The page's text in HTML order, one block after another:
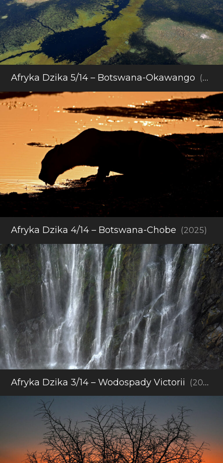
Afryka Dzika 5/14 – Botswana-Okawango (2025)
Afryka Dzika 4/14 – Botswana-Chobe (2025)
Afryka Dzika 3/14 – Wodospady Victorii (2025)